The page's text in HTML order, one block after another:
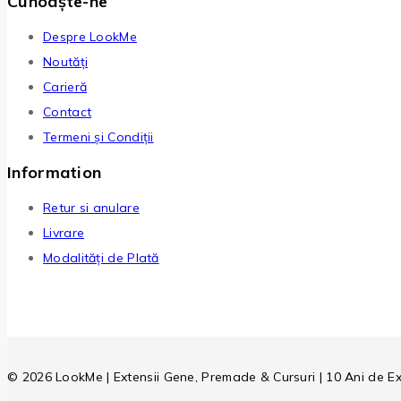
Despre LookMe
Noutăți
Carieră
Contact
Termeni și Condiții
Information
Retur si anulare
Livrare
Modalități de Plată
© 2026 LookMe | Extensii Gene, Premade & Cursuri | 10 Ani de